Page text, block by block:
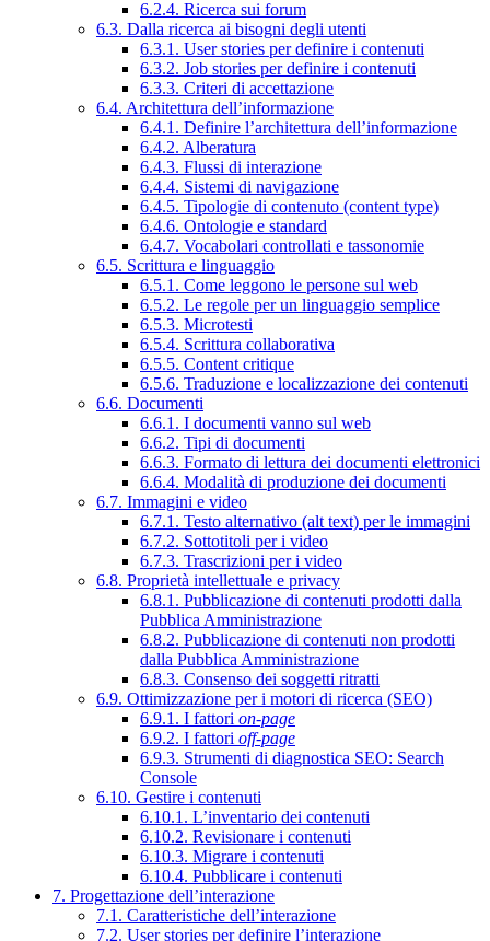
6.2.4. Ricerca sui forum
6.3. Dalla ricerca ai bisogni degli utenti
6.3.1. User stories per definire i contenuti
6.3.2. Job stories per definire i contenuti
6.3.3. Criteri di accettazione
6.4. Architettura dell’informazione
6.4.1. Definire l’architettura dell’informazione
6.4.2. Alberatura
6.4.3. Flussi di interazione
6.4.4. Sistemi di navigazione
6.4.5. Tipologie di contenuto (content type)
6.4.6. Ontologie e standard
6.4.7. Vocabolari controllati e tassonomie
6.5. Scrittura e linguaggio
6.5.1. Come leggono le persone sul web
6.5.2. Le regole per un linguaggio semplice
6.5.3. Microtesti
6.5.4. Scrittura collaborativa
6.5.5. Content critique
6.5.6. Traduzione e localizzazione dei contenuti
6.6. Documenti
6.6.1. I documenti vanno sul web
6.6.2. Tipi di documenti
6.6.3. Formato di lettura dei documenti elettronici
6.6.4. Modalità di produzione dei documenti
6.7. Immagini e video
6.7.1. Testo alternativo (alt text) per le immagini
6.7.2. Sottotitoli per i video
6.7.3. Trascrizioni per i video
6.8. Proprietà intellettuale e privacy
6.8.1. Pubblicazione di contenuti prodotti dalla
Pubblica Amministrazione
6.8.2. Pubblicazione di contenuti non prodotti
dalla Pubblica Amministrazione
6.8.3. Consenso dei soggetti ritratti
6.9. Ottimizzazione per i motori di ricerca (SEO)
6.9.1. I fattori on-page
6.9.2. I fattori off-page
6.9.3. Strumenti di diagnostica SEO: Search
Console
6.10. Gestire i contenuti
6.10.1. L’inventario dei contenuti
6.10.2. Revisionare i contenuti
6.10.3. Migrare i contenuti
6.10.4. Pubblicare i contenuti
7. Progettazione dell’interazione
7.1. Caratteristiche dell’interazione
7.2. User stories per definire l’interazione